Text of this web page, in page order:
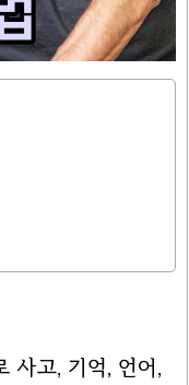
사고, 기억, 언어,